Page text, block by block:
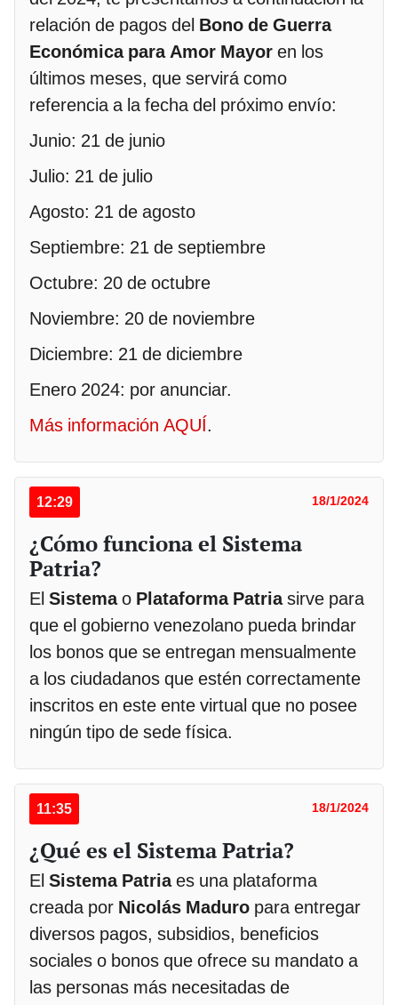
relación de pagos del Bono de Guerra
Económica para Amor Mayor en los
últimos meses, que servirá como
referencia a la fecha del próximo envío:
Junio: 21 de junio
Julio: 21 de julio
Agosto: 21 de agosto
Septiembre: 21 de septiembre
Octubre: 20 de octubre
Noviembre: 20 de noviembre
Diciembre: 21 de diciembre
Enero 2024: por anunciar.
Más información AQUÍ.
12:29 18/1/2024
¿Cómo funciona el Sistema
Patria?
El Sistemao Plataforma Patriasirve para
que el gobierno venezolano pueda brindar
los bonos que se entregan mensualmente
a los ciudadanos que estén correctamente
inscritos en este ente virtual que no posee
ningún tipo de sede física.
11:35 18/1/2024
¿Qué es el Sistema Patria?
El Sistema Patriaes una plataforma
creada por Nicolás Maduro para entregar
diversos pagos, subsidios, beneficios
sociales o bonos que ofrece su mandato a
las personas más necesitadas de